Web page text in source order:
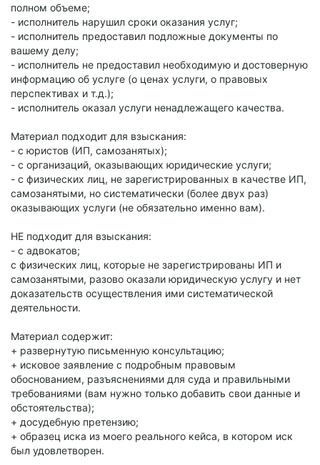
полном объеме;
- исполнитель нарушил сроки оказания услуг;
- исполнитель предоставил подложные документы по
вашему делу;
- исполнитель не предоставил необходимую и достоверную
информацию об услуге (о ценах услуги, о правовых
перспективах и т.д.);
- исполнитель оказал услуги ненадлежащего качества.
Материал подходит для взыскания:
- с юристов (ИП, самозанятых);
- с организаций, оказывающих юридические услуги;
- с физических лиц, не зарегистрированных в качестве ИП,
самозанятыми, но систематически (более двух раз)
оказывающих услуги (не обязательно именно вам).
НЕ подходит для взыскания:
- с адвокатов;
с физических лиц, которые не зарегистрированы ИП и
самозанятыми, разово оказали юридическую услугу и нет
доказательств осуществления ими систематической
деятельности.
Материал содержит:
+ развернутую письменную консультацию;
+ исковое заявление с подробным правовым
обоснованием, разъяснениями для суда и правильными
требованиями (вам нужно только добавить свои данные и
обстоятельства);
+ досудебную претензию;
+ образец иска из моего реального кейса, в котором иск
был удовлетворен.